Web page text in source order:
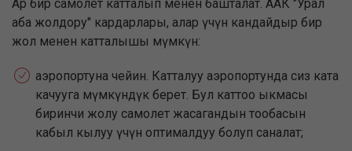
Ар бир самолет катталып менен башталат. ААК "Урал
аба жолдору" кардарлары, алар үчүн кандайдыр бир
жол менен катталышы мүмкүн:
аэропортуна чейин. Катталуу аэропортунда сиз ката
качууга мүмкүндүк берет. Бул каттоо ыкмасы
биринчи жолу самолет жасагандын тообасын
кабыл кылуу үчүн оптималдуу болуп саналат;